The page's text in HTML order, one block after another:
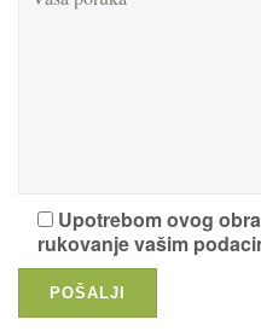
Upotrebom ovog
rukovanje vašim